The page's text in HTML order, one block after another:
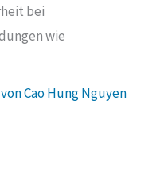
bei
wie
Cao Hung Nguyen